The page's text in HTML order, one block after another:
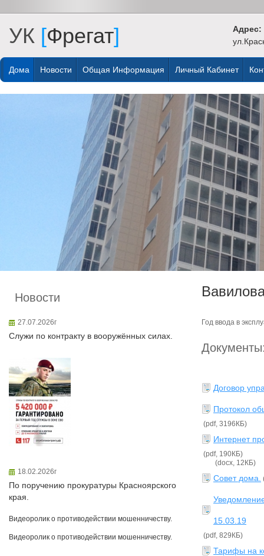
УК [Фрегат] Адрес:
Дома Новости Общая Информация Личный Кабинет
Новости
27.07.2026г
Служи по контракту в вооружённых силах.
18.02.2026г
По поручению прокуратуры Красноярского
края.
Видеоролик о противодействии мошенничеству.
Видеоролик о противодействии мошенничеству.
Год ввода в
Договор
Протокол
(pdf, 3196КБ)
Интернет
(pdf, 190КБ)
(docx, 12КБ)
Совет дома.
15.03.19
(pdf, 829КБ)
Тарифы на